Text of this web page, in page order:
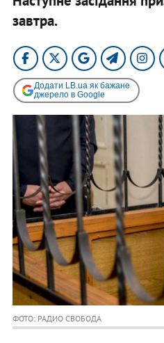
завтра.
Додати LB.ua як бажане
джерело в Google
ФОТО: РАДИО СВОБОДА